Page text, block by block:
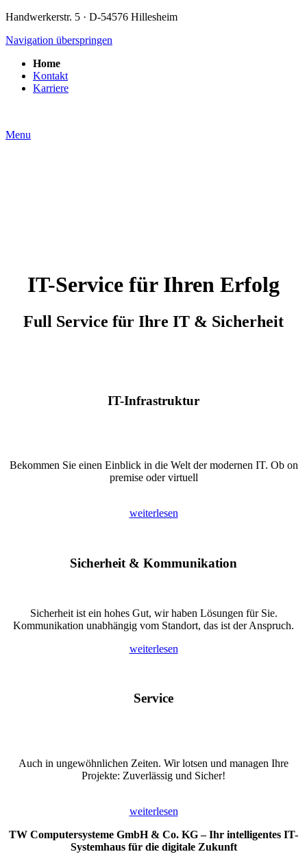
Handwerkerstr. 5 · D-54576 Hillesheim
Navigation überspringen
Home
Kontakt
Karriere
Menu
IT-Service für Ihren Erfolg
Full Service für Ihre IT & Sicherheit
IT-Infrastruktur
Bekommen Sie einen Einblick in die Welt der modernen IT. Ob on
premise oder virtuell
weiterlesen
Sicherheit & Kommunikation
Sicherheit ist ein hohes Gut, wir haben Lösungen für Sie.
Kommunikation unabhängig vom Standort, das ist der Anspruch.
weiterlesen
Service
Auch in ungewöhnlichen Zeiten. Wir lotsen und managen Ihre
Projekte: Zuverlässig und Sicher!
weiterlesen
TW Computersysteme GmbH & Co. KG – Ihr intelligentes IT-
Systemhaus für die digitale Zukunft